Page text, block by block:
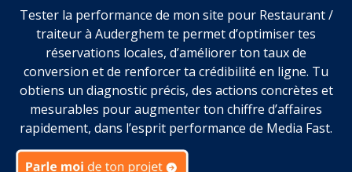
Tester la performance de mon site pour Restaurant /
traiteur à Auderghem te permet d’optimiser tes
réservations locales, d’améliorer ton taux de
conversion et de renforcer ta crédibilité en ligne. Tu
obtiens un diagnostic précis, des actions concrètes et
mesurables pour augmenter ton chiffre d’affaires
rapidement, dans l’esprit performance de Media Fast.